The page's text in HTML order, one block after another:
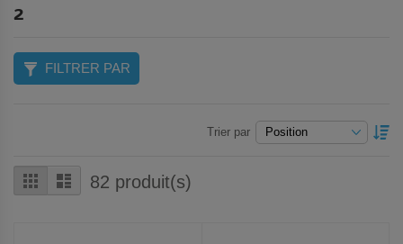
2
Grille Liste82 produit(s)
Trier par
FILTRER PAR